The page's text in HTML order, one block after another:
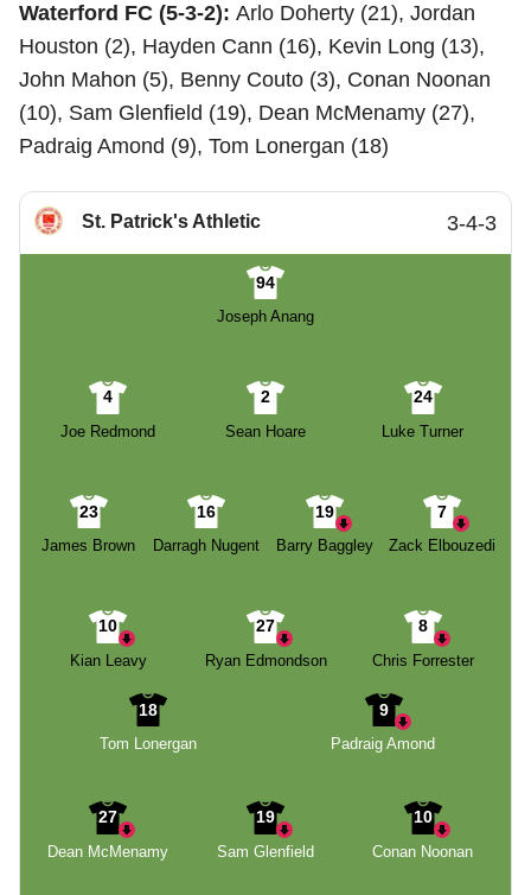
Waterford FC (5-3-2): Arlo Doherty (21), Jordan
Houston (2), Hayden Cann (16), Kevin Long (13),
John Mahon (5), Benny Couto (3), Conan Noonan
(10), Sam Glenfield (19), Dean McMenamy (27),
Padraig Amond (9), Tom Lonergan (18)
St. Patrick's Athletic 3-4-3
94
Joseph Anang
4
Joe Redmond
2
Sean Hoare
24
Luke Turner
23
James Brown
16
Darragh Nugent
19
Barry Baggley
7
Zack Elbouzedi
10
Kian Leavy
27
Ryan Edmondson
8
Chris Forrester
18
Tom Lonergan
9
Padraig Amond
27
Dean McMenamy
19
Sam Glenfield
10
Conan Noonan